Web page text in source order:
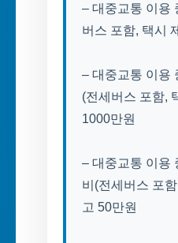
– 대중교통 이용
버스 포함, 택시
– 대중교통 이용
(전세버스 포함,
1000만원
– 대중교통 이용
비(전세버스 포
고 50만원